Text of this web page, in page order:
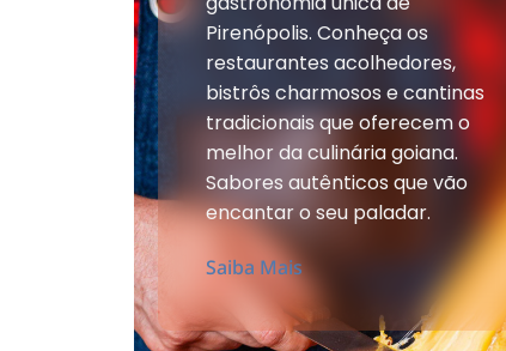
Pirenópolis. Conheça os
restaurantes acolhedores,
bistrôs charmosos e cantinas
tradicionais que oferecem o
melhor da culinária goiana.
Sabores autênticos que vão
encantar o seu paladar.
Saiba Mais